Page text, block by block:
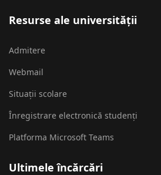
Resurse ale universității
Admitere
Webmail
Situații scolare
Înregistrare electronică studenți
Platforma Microsoft Teams
Ultimele încărcări